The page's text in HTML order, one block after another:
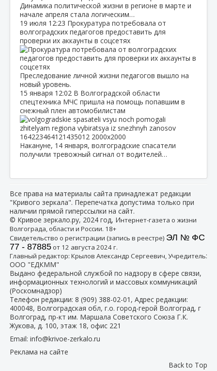
Динамика политической жизни в регионе в марте и
начале апреля стала логическим…
19 июля 12:23 Прокуратура потребовала от
волгоградских педагогов предоставить для
проверки их аккаунты в соцсетях
Преследование личной жизни педагогов вышло на
новый уровень.
15 января 12:02 В Волгоградской области
спецтехника МЧС пришла на помощь попавшим в
снежный плен автомобилистам
Накануне, 14 января, волгоградские спасатели
получили тревожный сигнал от водителей…
Все права на материалы сайта принадлежат редакции
"Кривого зеркала". Перепечатка допустима только при
наличии прямой гиперссылки на сайт.
© Кривое зеркало.ру, 2024 год, Интернет-газета о жизни
Волгограда, области и России. 18+
Свидетельство о регистрации (запись в реестре) ЭЛ № ФС
77 - 87885от 12 августа 2024 г.
Главный редактор: Крылов Александр Сергеевич, Учредитель:
ООО "ЕДКММ"
Выдано федеральной службой по надзору в сфере связи,
информационных технологий и массовых коммуникаций
(Роскомнадзор)
Телефон редакции: 8 (909) 388-02-01 , Адрес редакции:
400048, Волгоградская обл, г.о. город-герой Волгоград, г
Волгоград, пр-кт им. Маршала Советского Союза Г.К.
Жукова, д. 100, этаж 18, офис 221
Email: info@krivoe-zerkalo.ru
Реклама на сайте
Back to Top